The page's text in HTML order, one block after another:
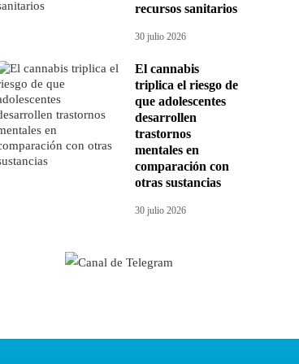
recursos sanitarios
30 julio 2026
El cannabis
triplica el riesgo de
que adolescentes
desarrollen
trastornos
mentales en
comparación con
otras sustancias
30 julio 2026